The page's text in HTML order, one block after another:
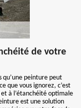
de votre
qu’une peinture peut
que vous ignorez, c’est
à l’étanchéité optimale
est une solution